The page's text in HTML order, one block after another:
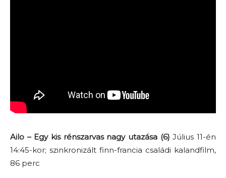
Ailo – Egy kis rénszarvas nagy utazása (6) Július 11-én
14:45-kor; szinkronizált finn-francia családi kalandfilm,
86 perc